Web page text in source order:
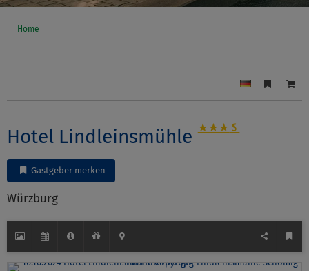
Home
Hotel Lindleinsmühle
Gastgeber merken
Würzburg